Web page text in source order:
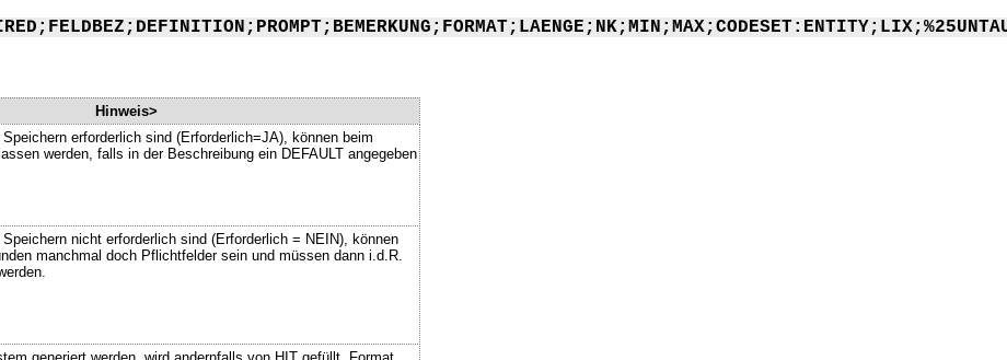
Hinweis>
erforderlich sind (Erforderlich=JA), können beim
werden, falls in der Beschreibung ein DEFAULT angegeben
nicht erforderlich sind (Erforderlich = NEIN), können
manchmal doch Pflichtfelder sein und müssen dann i.d.R.